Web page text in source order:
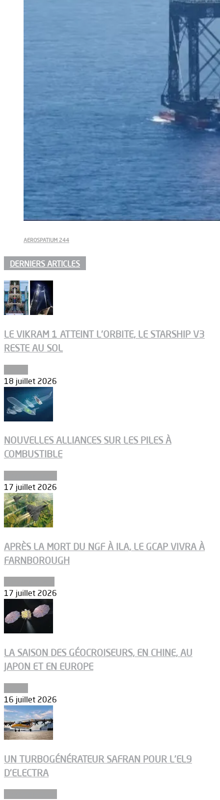
AEROSPATIUM 244
DERNIERS ARTICLES
LE VIKRAM 1 ATTEINT L’ORBITE, LE STARSHIP V3
RESTE AU SOL
18 juillet 2026
NOUVELLES ALLIANCES SUR LES PILES À
COMBUSTIBLE
17 juillet 2026
APRÈS LA MORT DU NGF À ILA, LE GCAP VIVRA À
FARNBOROUGH
17 juillet 2026
LA SAISON DES GÉOCROISEURS, EN CHINE, AU
JAPON ET EN EUROPE
16 juillet 2026
UN TURBOGÉNÉRATEUR SAFRAN POUR L’EL9
D’ELECTRA